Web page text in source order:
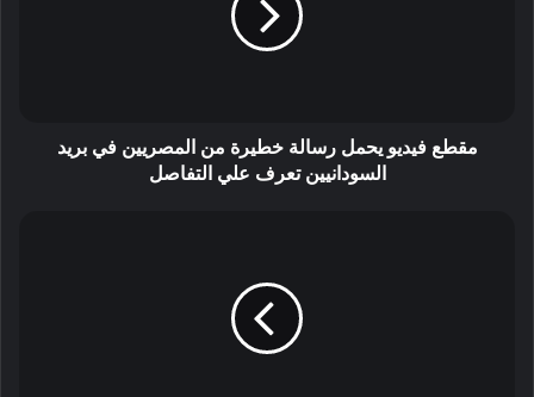
مقطع فيديو يحمل رسالة خطيرة من المصريين في بريد
السودانيين تعرف علي التفاصل